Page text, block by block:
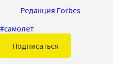
Редакция Forbes
#самолет
Подписаться